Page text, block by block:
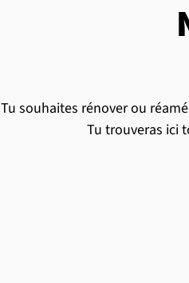
Tu souhaites rénover ou
Tu trouveras ici